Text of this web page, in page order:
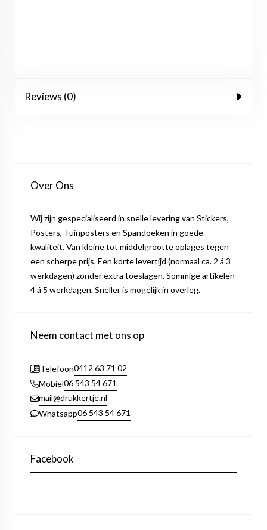
Reviews (0)
Over Ons
Wij zijn gespecialiseerd in snelle levering van Stickers,
Posters, Tuinposters en Spandoeken in goede
kwaliteit. Van kleine tot middelgrootte oplages tegen
een scherpe prijs. Een korte levertijd (normaal ca. 2 á 3
werkdagen) zonder extra toeslagen. Sommige artikelen
4 á 5 werkdagen. Sneller is mogelijk in overleg.
Neem contact met ons op
Telefoon0412 63 71 02
Mobiel06 543 54 671
mail@drukkertje.nl
Whatsapp06 543 54 671
Facebook